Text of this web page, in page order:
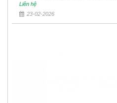
EX4400
Liên hệ
23-02-2026